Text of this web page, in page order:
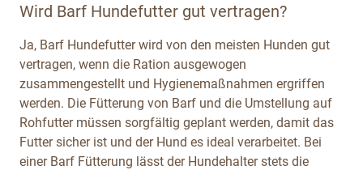
Wird Barf Hundefutter gut vertragen?
Ja, Barf Hundefutter wird von den meisten Hunden gut
vertragen, wenn die Ration ausgewogen
zusammengestellt und Hygienemaßnahmen ergriffen
werden. Die Fütterung von Barf und die Umstellung auf
Rohfutter müssen sorgfältig geplant werden, damit das
Futter sicher ist und der Hund es ideal verarbeitet. Bei
einer Barf Fütterung lässt der Hundehalter stets die